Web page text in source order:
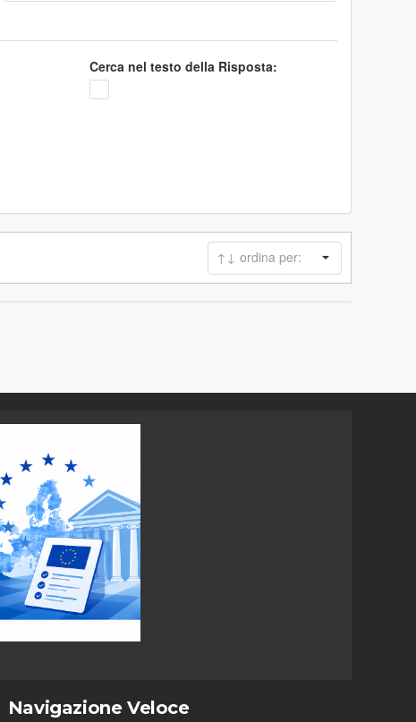
Cerca nel testo della Risposta:
Navigazione Veloce